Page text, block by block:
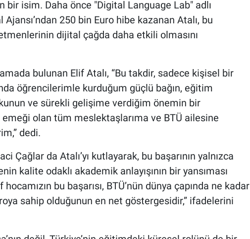
bir isim. Daha önce "Digital Language Lab" adlı
250 bin Euro hibe kazanan Atalı, bu
dijital çağda daha etkili olmasını
bulunan Elif Atalı, “Bu takdir, sadece kişisel bir
öğrencilerimle kurduğum güçlü bağın, eğitim
ve sürekli gelişime verdiğim önemin bir
emeği olan tüm meslektaşlarıma ve BTÜ ailesine
dedi.
Çağlar da Atalı’yı kutlayarak, bu başarının yalnızca
kalite odaklı akademik anlayışının bir yansıması
bu başarısı, BTÜ’nün dünya çapında ne kadar
sahip olduğunun en net göstergesidir,” ifadelerini